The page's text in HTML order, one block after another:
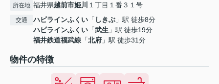
所在地 福井県越前市姫川 １丁目１番３１号
交通 ハピラインふくい 「 しきぶ 」駅 徒歩8分
ハピラインふくい 「武生 」駅 徒歩19分
福井鉄道福武線 「北府 」駅 徒歩31分
物件の特徴